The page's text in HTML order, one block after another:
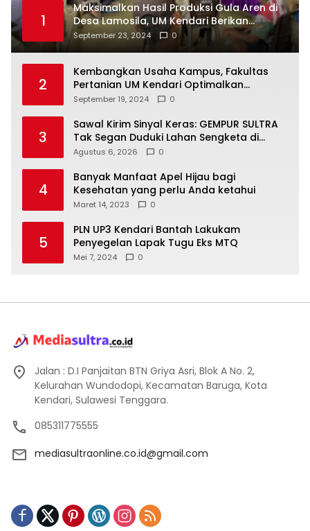
1
Maksimalkan Hasil Produksi Gula Aren di
Desa Lamosila, UM Kendari Berikan
Bantuan Alat Produksi Modern
September 23, 2024 0
2
Kembangkan Usaha Kampus, Fakultas
Pertanian UM Kendari Optimalkan
Laboratorium Lapangan Agribisnis
September 19, 2024 0
3
Sawal Kirim Sinyal Keras: GEMPUR SULTRA
Tak Segan Duduki Lahan Sengketa di
Puuwatu
Agustus 6, 2026 0
4
Banyak Manfaat Apel Hijau bagi
Kesehatan yang perlu Anda ketahui
Maret 14, 2023 0
5
PLN UP3 Kendari Bantah Lakukam
Penyegelan Lapak Tugu Eks MTQ
Mei 7, 2024 0
Jalan : D.I Panjaitan BTN Griya Asri, Blok A No. 2,
Kelurahan Wundodopi, Kecamatan Baruga, Kota
Kendari, Sulawesi Tenggara.
085311775555
mediasultraonline.co.id@gmail.com